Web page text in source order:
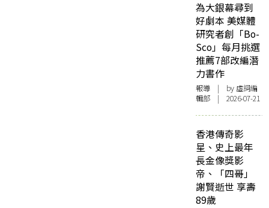
為大銀幕尋到
好劇本 美媒體
研究者創「Bo-
Sco」每月挑選
推薦7部改編潛
力書作
報導 | by 虛詞編
輯部 | 2026-07-21
香港傳奇影
星、史上最年
長金像獎影
帝、「四哥」
謝賢逝世 享壽
89歲